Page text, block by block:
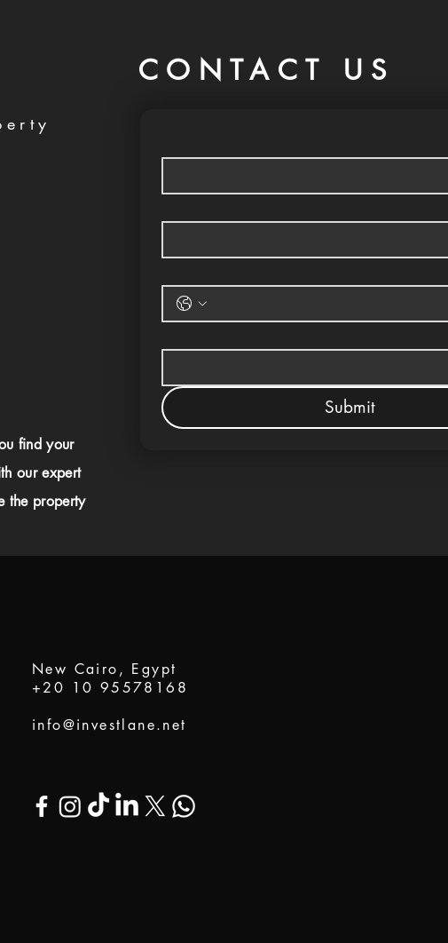
CONTACT US
find your
our expert
the property
Submit
New Cairo, Egypt
+20 10 95578168
info@investlane.net